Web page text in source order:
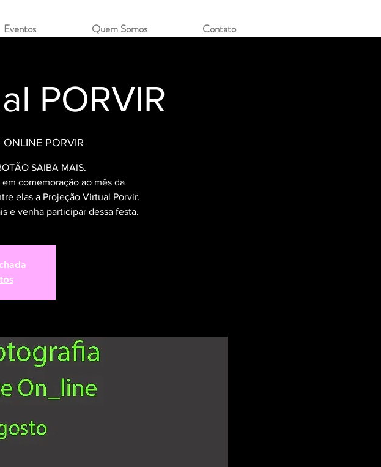
Eventos Quem Somos Contato
PORVIR
PORVIR
SAIBA MAIS.
comemoração ao mês da
elas a Projeção Virtual Porvir.
e venha participar dessa festa.